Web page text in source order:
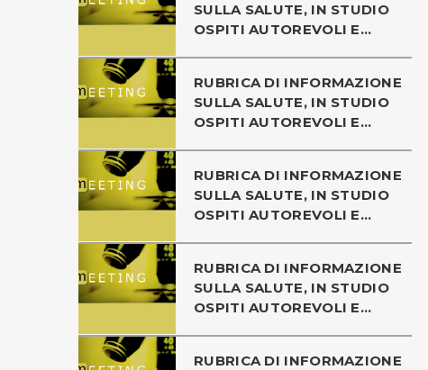
SULLA SALUTE, IN STUDIO
OSPITI AUTOREVOLI E...
RUBRICA DI INFORMAZIONE
SULLA SALUTE, IN STUDIO
OSPITI AUTOREVOLI E...
RUBRICA DI INFORMAZIONE
SULLA SALUTE, IN STUDIO
OSPITI AUTOREVOLI E...
RUBRICA DI INFORMAZIONE
SULLA SALUTE, IN STUDIO
OSPITI AUTOREVOLI E...
RUBRICA DI INFORMAZIONE